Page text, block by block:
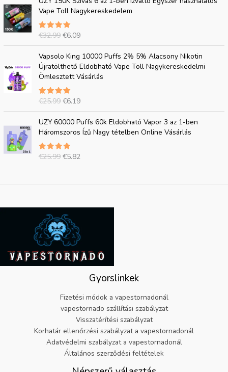
.
9
.
4
.
0
.
r
:
€
5
.
9
.
i
r
€
4
.
.
Vape Toll Nagykereskedelem
5.00
értékelve
az 5-ből
€32.99
r
e
d
e
t
i
á
r
:
€
2
.
9
.
€6.09
e
l
n
l
e
g
i
r
€
6
9
Vapsolo King 10000 Puffs 2% 5% Alacsony Nikotin
Újratölthető Eldobható Vape Toll Nagykereskedelmi
Ömlesztett Vásárlás
5.00
értékelve
az 5-ből
€25.99
r
e
d
e
t
i
á
r
:
€
.
€6.19
e
l
e
l
e
g
i
r
UZY 60000 Puffs 60k Eldobható Vapor 3 az 1-ben
Háromszoros Ízű Nagy tételben Online Vásárlás
5.00
€25.99
E
r
e
d
e
:
€
2
5
9
€5.82
J
e
l
n
á
€
5
.
Gyorslinkek
Fizetési módok a vapestornadonál
vapestornado szállítási szabályzat
Visszatérítési szabályzat
Korhatár ellenőrzési szabályzat a vapestornadonál
Adatvédelmi szabályzat a vapestornadonál
Általános szerződési feltételek